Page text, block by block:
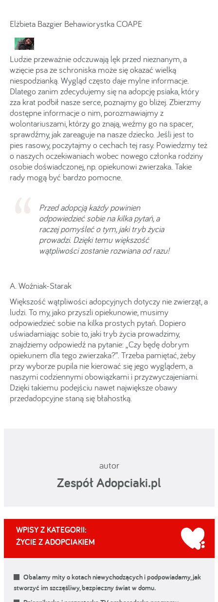
Elżbieta Bazgier Behawiorystka COAPE
Ludzie przeważnie odczuwają lęk przed nieznanym, a
wzięcie psa ze schroniska może się okazać wielką
niespodzianką. Wygląd często daje mylne informacje.
Dlatego zanim zdecydujemy się na adopcję psiaka, który
zza krat podbił nasze serce, poznajmy go bliżej. Zbierzmy
dostępne informacje o nim, porozmawiajmy z
wolontariuszami, którzy go znają, weźmy go na spacer,
sprawdźmy, jak zareaguje na nasze dziecko. Jeśli jest to
pies rasowy, poczytajmy o cechach tej rasy. Powiedzmy też
o naszych oczekiwaniach wobec nowego członka rodziny
osobie doświadczonej, np. opiekunowi zwierzaka. Takie
rady mogą być bardzo pomocne.
Przed adopcją każdy powinien
odpowiedzieć sobie na kilka pytań, a
raczej pomyśleć o tym, jaki tryb życia
prowadzi. Dzięki temu większość
wątpliwości zostanie rozwiana od razu!
A. Woźniak-Starak
Większość wątpliwości adopcyjnych dotyczy nie zwierząt, a
ludzi. To my, jako przyszli opiekunowie, musimy
odpowiedzieć sobie na kilka prostych pytań. Dopiero
uświadamiając sobie to, jaki tryb życia prowadzimy,
znajdziemy odpowiedź na pytanie: „Czy będę dobrym
opiekunem dla tego zwierzaka?”. Trzeba pamiętać, żeby
przy wyborze pupila nie kierować się jego wyglądem, a
naszymi codziennymi obowiązkami i przyzwyczajeniami.
Dzięki takiemu podejściu nawet największe obawy
przedadopcyjne staną się błahostką.
autor
Zespół Adopciaki.pl
WPISY Z KATEGORII:
ŻYCIE Z ADOPCIAKIEM
Obalamy mity o kotach niewychodzących i podpowiadamy, jak
stworzyć im szczęśliwy, bezpieczny świat w domu.